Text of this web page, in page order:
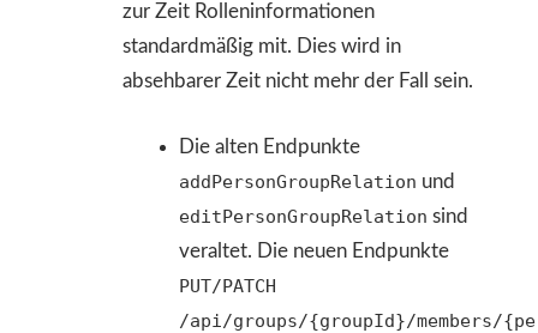
zur Zeit Rolleninformationen
standardmäßig mit. Dies wird in
absehbarer Zeit nicht mehr der Fall sein.
Die alten Endpunkte
addPersonGroupRelation und
editPersonGroupRelation sind
veraltet. Die neuen Endpunkte
PUT/PATCH
/api/groups/{groupId}/members/